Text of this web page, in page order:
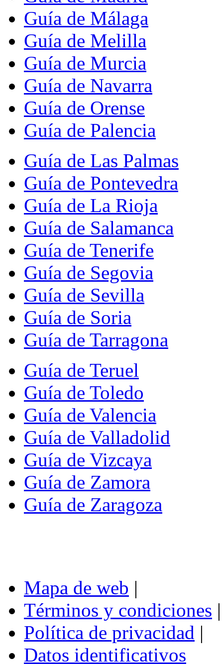
Guía de Málaga
Guía de Melilla
Guía de Murcia
Guía de Navarra
Guía de Orense
Guía de Palencia
Guía de Las Palmas
Guía de Pontevedra
Guía de La Rioja
Guía de Salamanca
Guía de Tenerife
Guía de Segovia
Guía de Sevilla
Guía de Soria
Guía de Tarragona
Guía de Teruel
Guía de Toledo
Guía de Valencia
Guía de Valladolid
Guía de Vizcaya
Guía de Zamora
Guía de Zaragoza
Mapa de web |
Términos y condiciones |
Política de privacidad |
Datos identificativos